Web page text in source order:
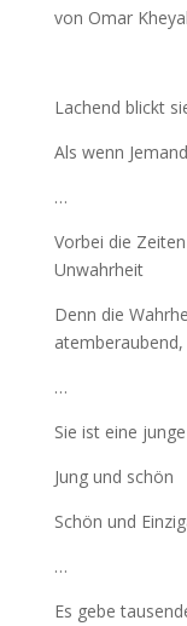
von Omar Kheyal
Lachend blickt
Als wenn
…
Vorbei die
Unwahrheit
Denn die
…
Sie ist eine
Jung und schön
Schön und
…
Es gebe